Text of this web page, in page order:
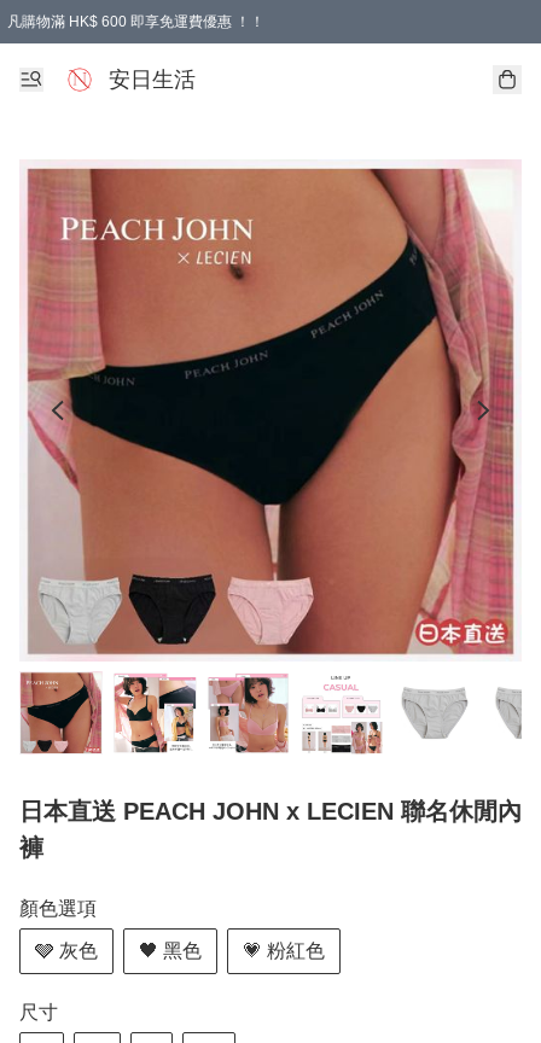
凡購物滿 HK$ 600 即享免運費優惠 ！！
安日生活
日本直送 PEACH JOHN x LECIEN 聯名休閒內
褲
顏色選項
🩶 灰色 🖤 黑色 💗 粉紅色
尺寸